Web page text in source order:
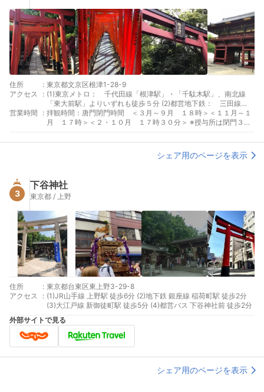
住所 : 東京都文京区根津1-28-9
アクセス
: (1)東京メトロ： 千代田線「根津駅」・「千駄木駅」、南北線
「東大前駅」よりいずれも徒歩５分 (2)都営地下鉄： 三田線
「白山駅」より徒歩１０分
営業時間 : 拝観時間：唐門閉門時間 ＜３月～９月 １８時＞＜１１月～１
月 １７時＞＜２・１０月 １７時３０分＞ ※授与所は閉門３０
シェア用のページを表示
3
下谷神社
東京都 / 上野
住所 : 東京都台東区東上野3-29-8
アクセス
: (1)JR山手線 上野駅 徒歩6分 (2)地下鉄 銀座線 稲荷町駅 徒歩2分
(3)大江戸線 新御徒町駅 徒歩5分 (4)都営バス 下谷神社前 徒歩2分
外部サイトで見る
シェア用のページを表示